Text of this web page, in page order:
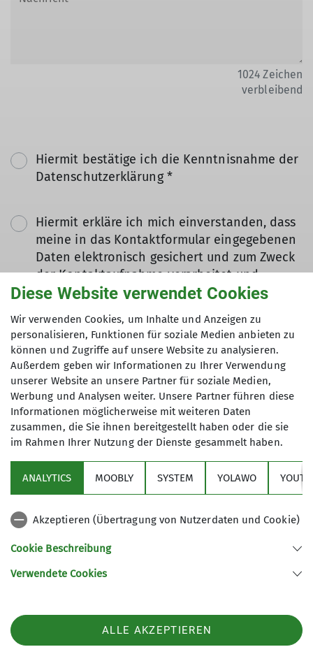
1024 Zeichen
verbleibend
Hiermit bestätige ich die Kenntnisnahme der
Datenschutzerklärung *
Hiermit erkläre ich mich einverstanden, dass
meine in das Kontaktformular eingegebenen
Daten elektronisch gesichert und zum Zweck
der Kontaktaufnahme verarbeitet und
genutzt werden. Mir ist bekannt, dass ich
kann. *
Mit (*) markierte Felder
sind Pflichtfelder
Absenden
Sektion
Service
Sektion Duisburg des Deutschen Alpenvereins e.V.
Telefon +49203428120
Diese Website verwendet Cookies
Wir verwenden Cookies, um Inhalte und Anzeigen zu
personalisieren, Funktionen für soziale Medien anbieten zu
können und Zugriffe auf unsere Website zu analysieren.
Außerdem geben wir Informationen zu Ihrer Verwendung
unserer Website an unsere Partner für soziale Medien,
Werbung und Analysen weiter. Unsere Partner führen diese
Informationen möglicherweise mit weiteren Daten
zusammen, die Sie ihnen bereitgestellt haben oder die sie
im Rahmen Ihrer Nutzung der Dienste gesammelt haben.
ANALYTICS MOOBLY SYSTEM YOLAWO
Akzeptieren (Übertragung von Nutzerdaten und Cookie)
Cookie Beschreibung
Verwendete Cookies
ALLE AKZEPTIEREN